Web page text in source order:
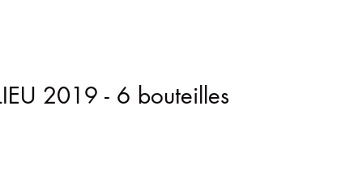
2019 - 6 bouteilles